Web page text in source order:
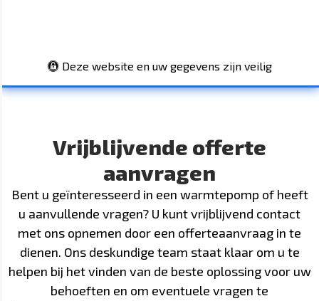
Deze website en uw gegevens zijn veilig
Vrijblijvende offerte
aanvragen
Bent u geïnteresseerd in een warmtepomp of heeft
u aanvullende vragen? U kunt vrijblijvend contact
met ons opnemen door een offerteaanvraag in te
dienen. Ons deskundige team staat klaar om u te
helpen bij het vinden van de beste oplossing voor uw
behoeften en om eventuele vragen te